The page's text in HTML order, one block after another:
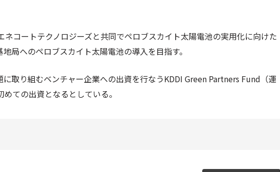
コートテクノロジーズと共同でペロブスカイト太陽電池の実用化に向けた
局へのペロブスカイト太陽電池の導入を目指す。
取り組むベンチャー企業への出資を行なうKDDI Green Partners Fund（運
ての出資となるとしている。